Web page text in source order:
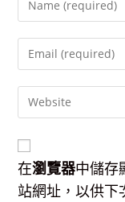
your
username
to
comment
your
address
toyour
(optional)
在瀏覽器中儲存
站網址，以供下